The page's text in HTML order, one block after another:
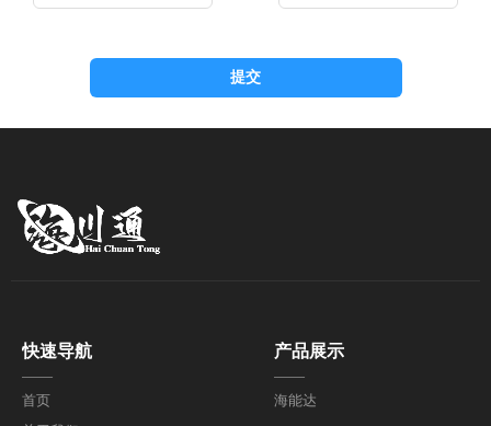
提交
快速导航
——
首页
海能达
产品展示
——